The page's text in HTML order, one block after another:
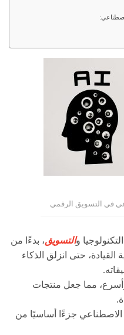
في التسويق الرقمي
والتسويق، بدءًا من
القيادة، حتى انزلق الذكاء
مما جعل منتجات
جزءًا أساسيًا من